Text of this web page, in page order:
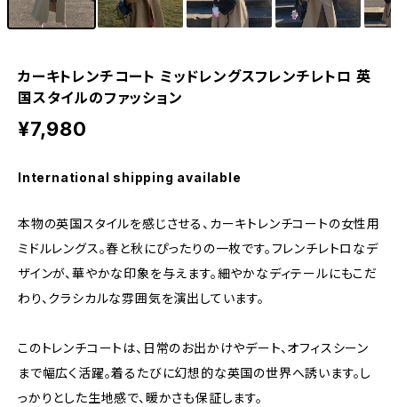
カーキトレンチコート ミッドレングスフレンチレトロ 英
国スタイルのファッション
¥7,980
International shipping available
本物の英国スタイルを感じさせる、カーキトレンチコートの女性用
ミドルレングス。春と秋にぴったりの一枚です。フレンチレトロなデ
ザインが、華やかな印象を与えます。細やかなディテールにもこだ
わり、クラシカルな雰囲気を演出しています。
このトレンチコートは、日常のお出かけやデート、オフィスシーン
まで幅広く活躍。着るたびに幻想的な英国の世界へ誘います。し
っかりとした生地感で、暖かさも保証します。